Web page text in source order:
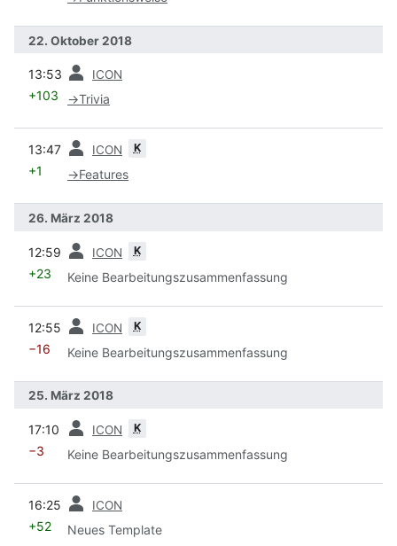
22. Oktober 2018
13:53 ICON
+103 →Trivia
13:47 ICON K
+1 →Features
26. März 2018
12:59 ICON K
+23 Keine Bearbeitungszusammenfassung
12:55 ICON K
−16 Keine Bearbeitungszusammenfassung
25. März 2018
17:10 ICON K
−3 Keine Bearbeitungszusammenfassung
16:25 ICON
+52 Neues Template